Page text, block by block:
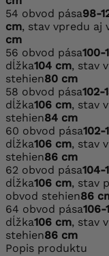
54 obvod pása98-
cm, stav vpredu aj
cm
56 obvod pása100-
dĺžka104 cm, stav
stehien80 cm
58 obvod pása102-
dĺžka106 cm, stav
stehien84 cm
60 obvod pása102-
dĺžka106 cm, stav
stehien86 cm
62 obvod pása104-
dĺžka106 cm, stav
obvod stehien86
64 obvod pása106-
dĺžka106 cm, stav
stehien86 cm
Popis produktu